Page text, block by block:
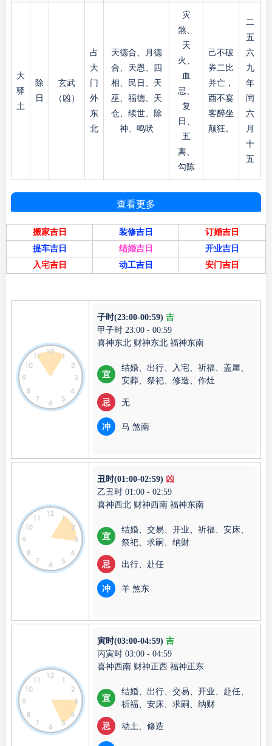
大
驿
土
除
日
玄武
（凶）
占
大
门
外
东
北
天德合、月德
合、天恩、四
相、民日、天
巫、福德、天
仓、续世、除
神、鸣吠
灾
煞、
天
火、
血
忌、
复
日、
五
离、
勾陈
己不破
券二比
并亡，
酉不宴
客醉坐
颠狂。
二
五
六
九
年
闰
六
月
十
五
查看更多
搬家吉日 装修吉日
订婚吉日
提车吉日
结婚吉日
开业吉日
入宅吉日
动工吉日 安门吉日
子时(23:00-00:59) 吉
甲子时 23:00 - 00:59
喜神东北 财神东北 福神东南
宜
结婚、出行、入宅、祈福、盖屋、
安葬、祭祀、修造、作灶
忌 无
冲 马 煞南
丑时(01:00-02:59) 凶
乙丑时 01:00 - 02:59
喜神西北 财神西南 福神东南
宜
结婚、交易、开业、祈福、安床、
祭祀、求嗣、纳财
忌 出行、赴任
冲 羊 煞东
寅时(03:00-04:59) 吉
丙寅时 03:00 - 04:59
喜神西南 财神正西 福神正东
宜
结婚、出行、交易、开业、赴任、
祈福、安床、求嗣、纳财
忌 动土、修造